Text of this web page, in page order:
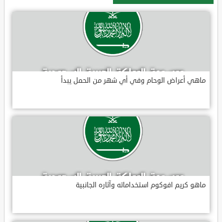
ماهي أعراض الوحام وفي أي شهر من الحمل يبدأ
ماهو كريم افوكوم استخداماته وآثاره الجانبية